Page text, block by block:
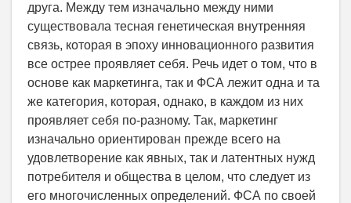
друга. Между тем изначально между ними
существовала тесная генетическая внутренняя
связь, которая в эпоху инновационного развития
все острее проявляет себя. Речь идет о том, что в
основе как маркетинга, так и ФСА лежит одна и та
же категория, которая, однако, в каждом из них
проявляет себя по-разному. Так, маркетинг
изначально ориентирован прежде всего на
удовлетворение как явных, так и латентных нужд
потребителя и общества в целом, что следует из
его многочисленных определений. ФСА по своей